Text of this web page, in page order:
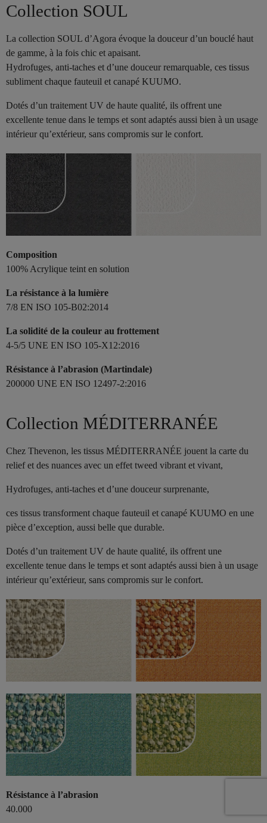
Collection SOUL
La collection SOUL d’Agora évoque la douceur d’un bouclé haut
de gamme, à la fois chic et apaisant.
Hydrofuges, anti-taches et d’une douceur remarquable, ces tissus
subliment chaque fauteuil et canapé KUUMO.
Dotés d’un traitement UV de haute qualité, ils offrent une
excellente tenue dans le temps et sont adaptés aussi bien à un usage
intérieur qu’extérieur, sans compromis sur le confort.
Composition
100% Acrylique teint en solution
La résistance à la lumière
7/8 EN ISO 105-B02:2014
La solidité de la couleur au frottement
4-5/5 UNE EN ISO 105-X12:2016
Résistance à l’abrasion (Martindale)
200000 UNE EN ISO 12497-2:2016
Collection MÉDITERRANÉE
Chez Thevenon, les tissus MÉDITERRANÉE jouent la carte du
relief et des nuances avec un effet tweed vibrant et vivant,
Hydrofuges, anti-taches et d’une douceur surprenante,
ces tissus transforment chaque fauteuil et canapé KUUMO en une
pièce d’exception, aussi belle que durable.
Dotés d’un traitement UV de haute qualité, ils offrent une
excellente tenue dans le temps et sont adaptés aussi bien à un usage
intérieur qu’extérieur, sans compromis sur le confort.
Résistance à l’abrasion
40.000